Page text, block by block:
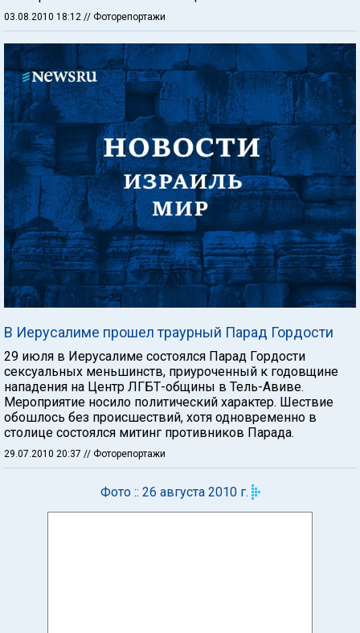
03.08.2010 18:12 // Фоторепортажи
В Иерусалиме прошел траурный Парад Гордости
29 июля в Иерусалиме состоялся Парад Гордости
сексуальных меньшинств, приуроченный к годовщине
нападения на Центр ЛГБТ-общины в Тель-Авиве.
Мероприятие носило политический характер. Шествие
обошлось без происшествий, хотя одновременно в
столице состоялся митинг противников Парада.
29.07.2010 20:37 // Фоторепортажи
Фото :: 26 августа 2010 г.